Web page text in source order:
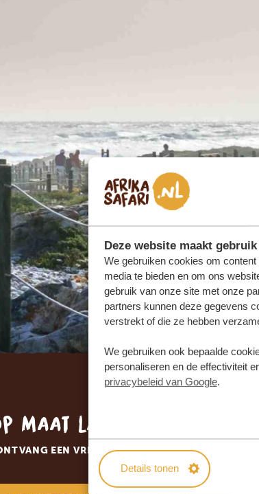
Deze website maakt
We gebruiken cookies om
media te bieden en om ons
gebruik van onze site met onze
partners kunnen deze gegevens
verstrekt of die ze hebben
We gebruiken ook bepaalde
personaliseren en de effectiviteit
privacybeleid van Google.
Details tonen
maat laten
EEN VRIJBLIJVENDE OFFERTE